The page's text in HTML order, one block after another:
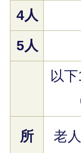
4人
5人
以
所
老